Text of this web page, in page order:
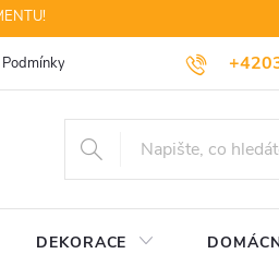
Podmínky ochrany osobních údajů
DEKORACE